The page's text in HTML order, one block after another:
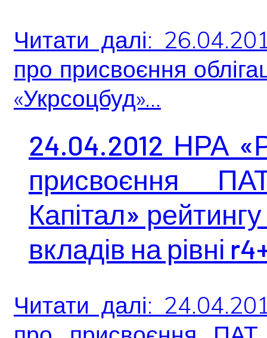
Читати далі:
про присвоєння
«Укрсоцбуд»...
24.04.2012 НРА
присвоєння
Капітал»
вкладів на рівні
Читати далі: